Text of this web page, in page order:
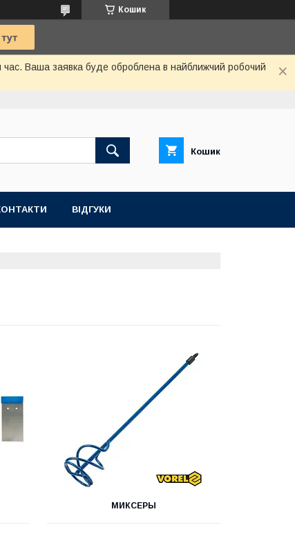
Кошик
час. Ваша заявка буде оброблена в найближчий робочий
Кошик
ВІДГУКИ
МИКСЕРЫ